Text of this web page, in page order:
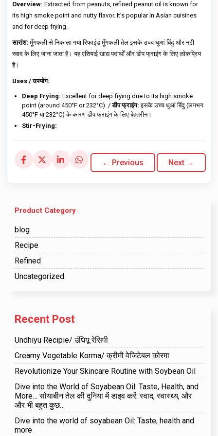
Overview: Extracted from peanuts, refined peanut oil is known for
its high smoke point and nutty flavor. It’s popular in Asian cuisines
and for deep frying.
सारांश: मूँगफली से निकाला गया रिफाइंड मूँगफली तेल इसके उच्च धुआं बिंदु और नटी
स्वाद के लिए जाना जाता है। यह एशियाई खाद्य पदार्थों और डीप फ्राइंग के लिए लोकप्रिय
है।
Uses / उपयोग:
Deep Frying: Excellent for deep frying due to its high smoke
point (around 450°F or 232°C). /डीप फ्राइंग: इसके उच्च धुआं बिंदु (लगभग
450°F या 232°C) के कारण डीप फ्राइंग के लिए बेहतरीन।
Stir-Frying:
← Previous Next →
Product Category
blog
Recipe
Refined
Uncategorized
Recent Post
Undhiyu Recipie/ उंधियू रेसिपी
Creamy Vegetable Korma/ क्रीमी वेजिटेबल कोरमा
Revolutionize Your Skincare Routine with Soybean Oil
Dive into the World of Soyabean Oil: Taste, Health, and
More… सोयाबीन तेल की दुनिया में डाइव करें: स्वाद, स्वास्थ्य, और
और भी बहुत कुछ…
Dive into the world of soyabean Oil: Taste, health and
more